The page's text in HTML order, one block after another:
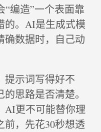
编造”一个表面靠
的。AI是生成式模
确数据时，自己动
提示词写得好不
思路是否清楚。
AI更不可能替你理
前，先花30秒想透